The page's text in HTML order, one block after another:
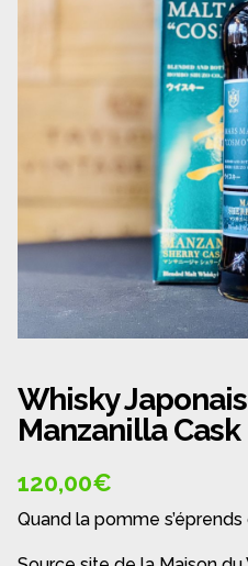
Politique de confidentialité
Politique de cookies (UE)
Qui sommes nous ?
Validation de la
Whisky
Manzanilla
120,00€
Quand la pomme s’éprends